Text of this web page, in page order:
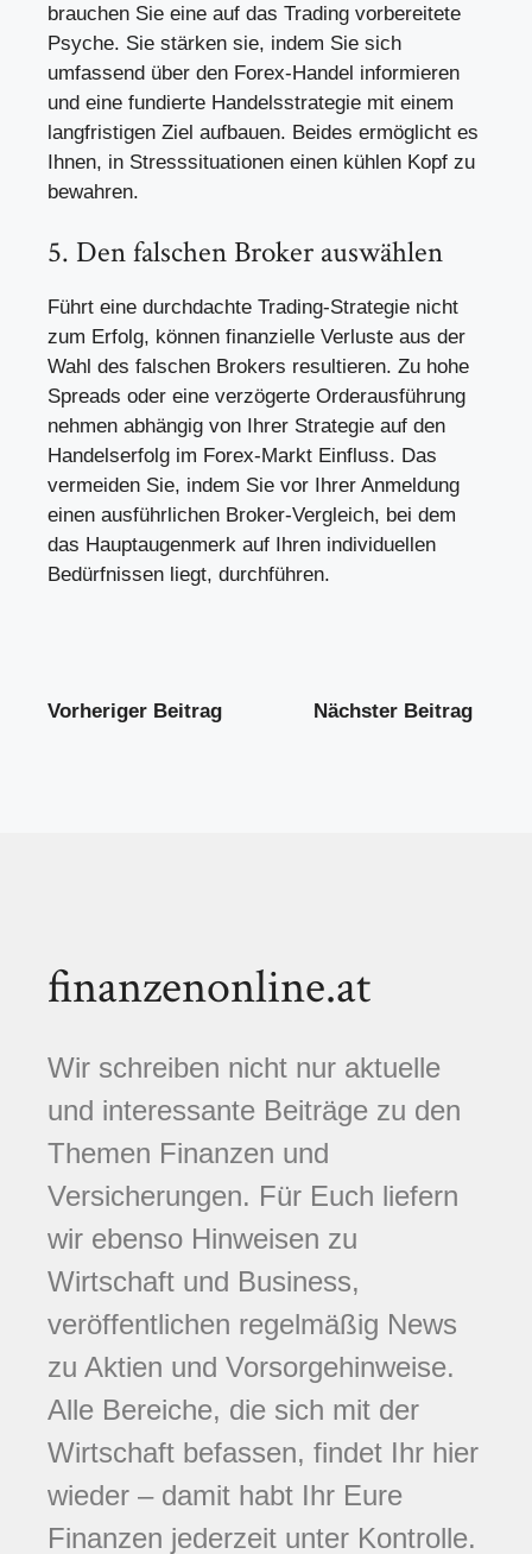
brauchen Sie eine auf das Trading vorbereitete
Psyche. Sie stärken sie, indem Sie sich
umfassend über den Forex-Handel informieren
und eine fundierte Handelsstrategie mit einem
langfristigen Ziel aufbauen. Beides ermöglicht es
Ihnen, in Stresssituationen einen kühlen Kopf zu
bewahren.
5. Den falschen Broker auswählen
Führt eine durchdachte Trading-Strategie nicht
zum Erfolg, können finanzielle Verluste aus der
Wahl des falschen Brokers resultieren. Zu hohe
Spreads oder eine verzögerte Orderausführung
nehmen abhängig von Ihrer Strategie auf den
Handelserfolg im Forex-Markt Einfluss. Das
vermeiden Sie, indem Sie vor Ihrer Anmeldung
einen ausführlichen Broker-Vergleich, bei dem
das Hauptaugenmerk auf Ihren individuellen
Bedürfnissen liegt, durchführen.
Vorheriger Beitrag Nächster Beitrag
finanzenonline.at
Wir schreiben nicht nur aktuelle
und interessante Beiträge zu den
Themen Finanzen und
Versicherungen. Für Euch liefern
wir ebenso Hinweisen zu
Wirtschaft und Business,
veröffentlichen regelmäßig News
zu Aktien und Vorsorgehinweise.
Alle Bereiche, die sich mit der
Wirtschaft befassen, findet Ihr hier
wieder – damit habt Ihr Eure
Finanzen jederzeit unter Kontrolle.